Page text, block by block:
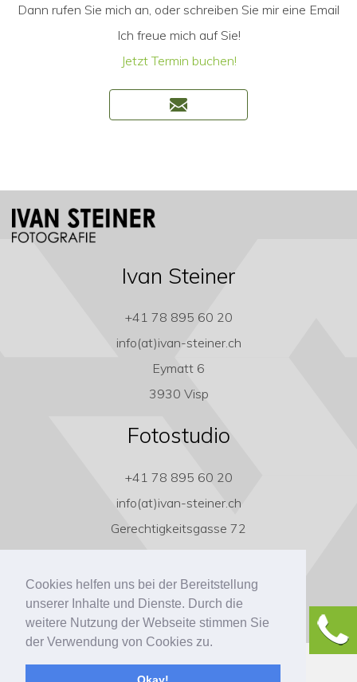
Cookies helfen uns bei der Bereitstellung
unserer Inhalte und Dienste. Durch die
weitere Nutzung der Webseite stimmen Sie
der Verwendung von Cookies zu.
Dann rufen Sie mich an, oder schreiben Sie mir eine Email
Ich freue mich auf Sie!
Jetzt Termin buchen!
Ivan Steiner
+41 78 895 60 20
info(at)ivan-steiner.ch
Eymatt 6
3930 Visp
Fotostudio
+41 78 895 60 20
info(at)ivan-steiner.ch
Gerechtigkeitsgasse 72
3011 Bern
Copyright ivan-steiner.ch